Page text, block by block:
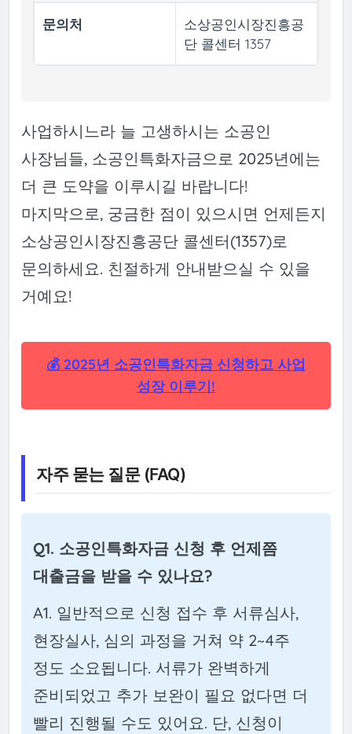
문의처
소상공인시장진흥공
단 콜센터 1357
사업하시느라 늘 고생하시는 소공인
사장님들, 소공인특화자금으로 2025년에는
더 큰 도약을 이루시길 바랍니다!
마지막으로, 궁금한 점이 있으시면 언제든지
소상공인시장진흥공단 콜센터(1357)로
문의하세요. 친절하게 안내받으실 수 있을
거예요!
💰 2025년 소공인특화자금 신청하고 사업
성장 이루기!
자주 묻는 질문 (FAQ)
Q1. 소공인특화자금 신청 후 언제쯤
대출금을 받을 수 있나요?
A1. 일반적으로 신청 접수 후 서류심사,
현장실사, 심의 과정을 거쳐 약 2~4주
정도 소요됩니다. 서류가 완벽하게
준비되었고 추가 보완이 필요 없다면 더
빨리 진행될 수도 있어요. 단, 신청이